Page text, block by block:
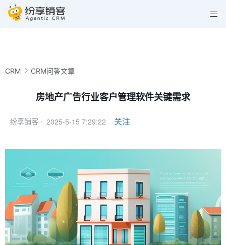
CRM CRM问答文章
房地产广告行业客户管理软件关键需求
纷享销客 · 2025-5-15 7:29:22 关注